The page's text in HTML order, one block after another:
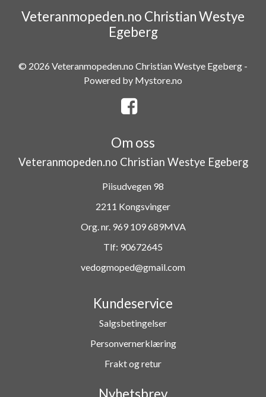
Veteranmopeden.no Christian Westye
Egeberg
© 2026 Veteranmopeden.no Christian Westye Egeberg -
Powered by Mystore.no
Om oss
Veteranmopeden.no Christian Westye Egeberg
Piisudvegen 98
2211 Kongsvinger
Org. nr. 969 109 689MVA
Tlf: 90672645
vedogmoped@gmail.com
Kundeservice
Salgsbetingelser
Personvernerklæring
Frakt og retur
Nyhetsbrev